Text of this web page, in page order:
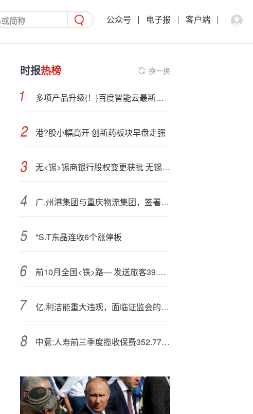
公众号 电子报 客户端
时报热榜 换一换
多项产品升级{！}百度智能云最新发布
港?股小幅高开 创新药板块早盘走强
无<锡>锡商银行股权变更获批 无锡市国联发展（集团）将受让5亿股股份
广.州港集团与重庆物流集团，签署战略合作协议！
*S.T东晶连收6个涨停板
前10月全国<铁>路— 发送旅客39.5亿人次
亿,利洁能重大违规，面临证监会的巨额罚款，部分股民可索赔损失！
中意:人寿前三季度揽收保费352.77亿、净利15.03亿，年内董事长、总精算师接连变动